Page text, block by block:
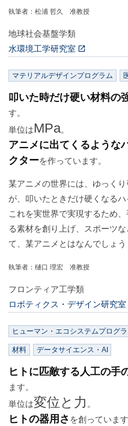
執筆者：松浦 哲久 准教授
地球社会基盤学類
水環境工学研究室
マテリアルデザインプログラム
叩いた時だけ硬い材料の
す。
単位はMPa。
アニメに出てくるような
クターを作っています。
某アニメの世界には、ゆっく
が、叩いたときだけ硬くなる
これを実世界で実現するため
る素材を創り上げ、スポーツ
て、某アニメとはなんでしょう
執筆者：樋口 理宏 准教授
フロンティア工学類
ロボティクス・デザイン研究室
ヒューマン・エコシステムプログ
材料 データサイエンス・AI
ヒトに匹敵する人工の手
ます。
単位は変位と力 。
ヒトの器用さを創っています